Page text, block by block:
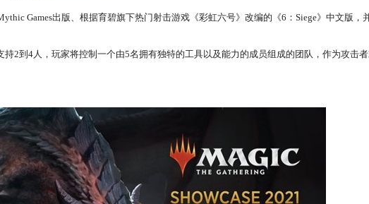
Games出版、根据育碧旗下热门射击游戏《彩虹六号》改编的《6：Siege》中文版，
持2到4人，玩家将控制一个由5名拥有独特的工具以及能力的成员组成的团队，作为攻击